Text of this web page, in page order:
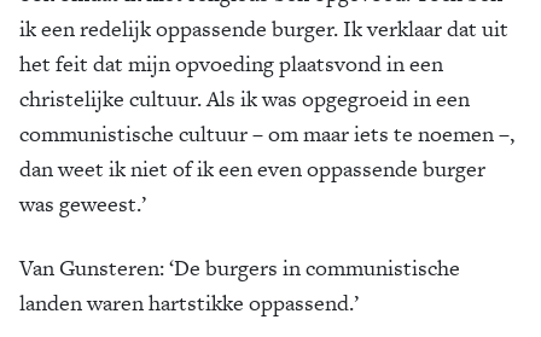
ik een redelijk oppassende burger. Ik verklaar dat uit
het feit dat mijn opvoeding plaatsvond in een
christelijke cultuur. Als ik was opgegroeid in een
communistische cultuur – om maar iets te noemen –,
dan weet ik niet of ik een even oppassende burger
was geweest.’
Van Gunsteren: ‘De burgers in communistische
landen waren hartstikke oppassend.’